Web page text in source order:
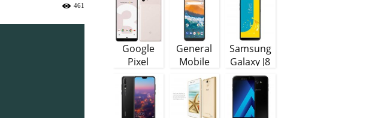
461
Google
Pixel
General
Mobile
GM9 Plus
Samsung
Galaxy J8
(64 GB)